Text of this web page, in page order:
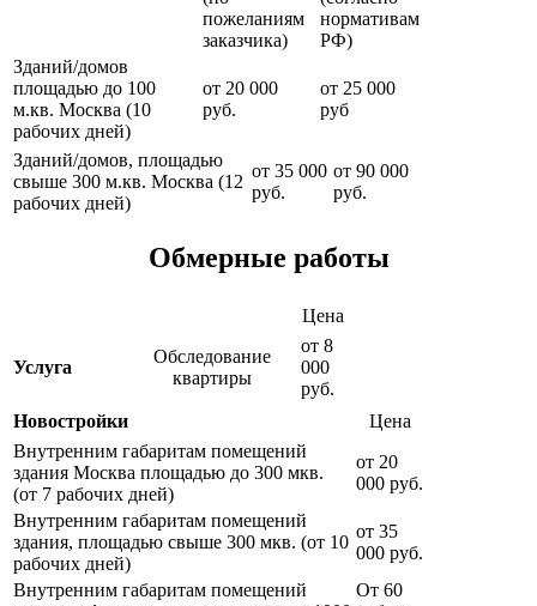
пожеланиям
заказчика)
нормативам
РФ)
Зданий/домов
площадью до 100
м.кв. Москва (10
рабочих дней)
от 20 000
руб.
от 25 000
руб
Зданий/домов, площадью
свыше 300 м.кв. Москва (12
рабочих дней)
от 35 000
руб.
от 90 000
руб.
Обмерные работы
Цена
Услуга
Обследование
квартиры
от 8
000
руб.
Новостройки
Цена
Внутренним габаритам помещений
здания Москва площадью до 300 мкв.
(от 7 рабочих дней)
от 20
000 руб.
Внутренним габаритам помещений
здания, площадью свыше 300 мкв. (от 10
рабочих дней)
от 35
000 руб.
Внутренним габаритам помещений
От 60